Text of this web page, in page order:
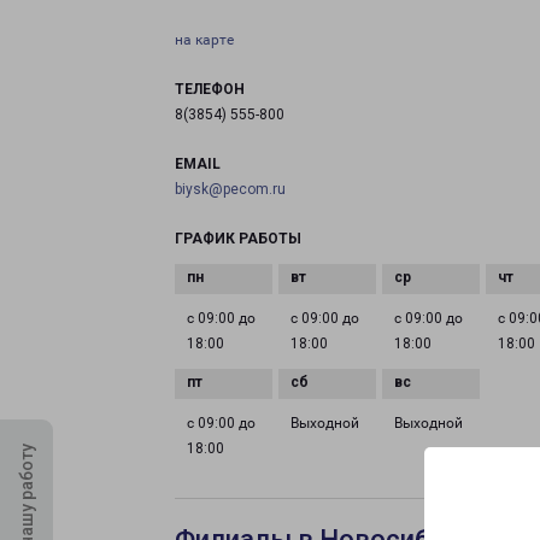
на карте
ТЕЛЕФОН
8(3854) 555-800
EMAIL
biysk@pecom.ru
ГРАФИК РАБОТЫ
с 09:00 до
18:00
с 09:00 до
18:00
с 09:00 до
18:00
с
18:00
с 09:00 до
18:00
Выходной Выходной